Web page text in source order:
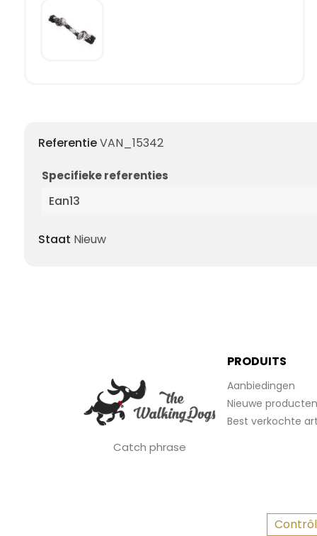
ReferentieVAN_15342
Specifieke referenties
Ean13
Staat Nieuw
Catch phrase
PRODUITS
Aanbiedingen
Nieuwe producten
Best verkochte